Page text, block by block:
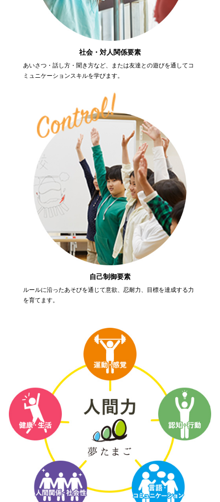
社会・対人関係要素
あいさつ・話し方・聞き方など、または友達との遊びを通してコ
ミュニケーションスキルを学びます。
自己制御要素
ルールに沿ったあそびを通じて意欲、忍耐力、目標を達成する力
を育てます。